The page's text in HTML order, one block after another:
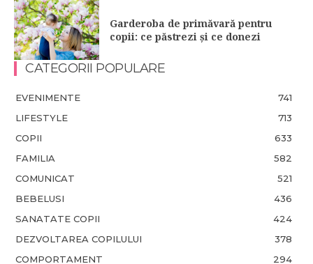
Garderoba de primăvară pentru
copii: ce păstrezi și ce donezi
CATEGORII POPULARE
EVENIMENTE
741
LIFESTYLE
713
COPII
633
FAMILIA
582
COMUNICAT
521
BEBELUSI
436
SANATATE COPII
424
DEZVOLTAREA COPILULUI
378
COMPORTAMENT
294